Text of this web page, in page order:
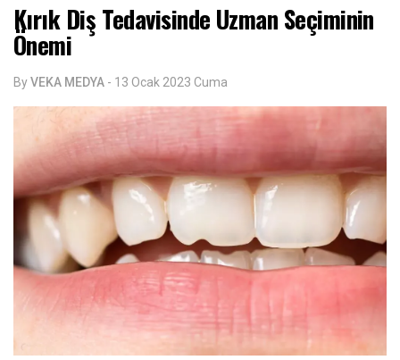
Kırık Diş Tedavisinde Uzman Seçiminin
Önemi
ByVEKA MEDYA - 13 Ocak 2023 Cuma